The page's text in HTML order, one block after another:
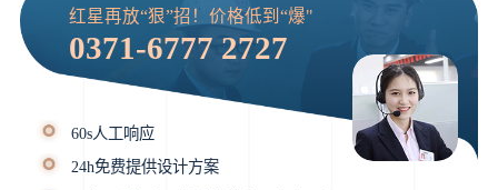
红星再放“狠”招！价格低到“爆"
0371-6777 2727
60s人工响应
24h免费提供设计方案